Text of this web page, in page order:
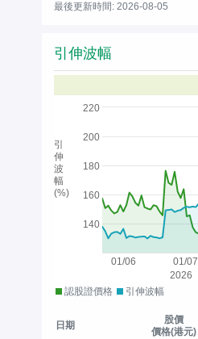
最後更新時間: 2026-08-05
引伸波幅
01/06 01/07
140
160
180
200
220
2026
引
伸
波
幅
(%)
認股證價格 引伸波幅
日期
股價
價格(港元)